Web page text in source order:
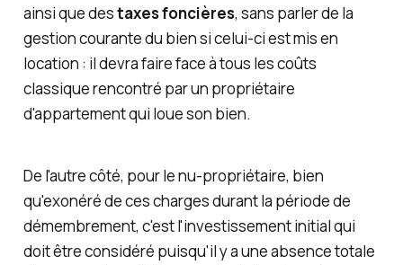
ainsi que destaxes foncières, sans parler de la
gestion courante du bien si celui-ci est mis en
location : il devra faire face à tous les coûts
classique rencontré par un propriétaire
d'appartement qui loue son bien.
De l'autre côté, pour le nu-propriétaire, bien
qu'exonéré de ces charges durant la période de
démembrement, c'est l'investissement initial qui
doit être considéré puisqu'il y a une absence totale